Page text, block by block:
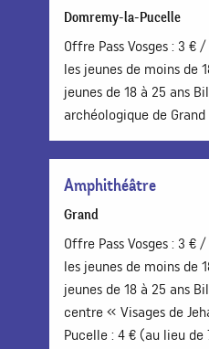
Domremy-la-Pucelle
Offre Pass Vosges : 3 €
les jeunes de moins de
jeunes de 18 à 25 ans
archéologique de
Amphithéâtre
Grand
Offre Pass Vosges : 3 €
les jeunes de moins de
jeunes de 18 à 25 ans
centre « Visages de
Pucelle : 4 € (au lieu de